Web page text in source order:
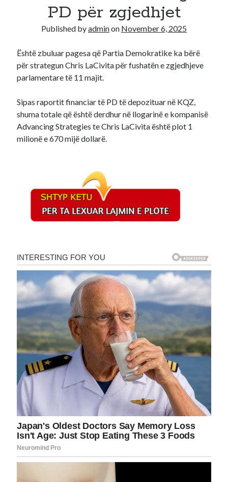
Recent Comments
PD për zgjedhjet
Published byadminon November 6, 2025
Është zbuluar pagesa që Partia Demokratike ka bërë
për strategun Chris LaCivita për fushatën e zgjedhjeve
parlamentare të 11 majit.
Sipas raportit financiar të PD të depozituar në KQZ,
shuma totale që është derdhur në llogarinë e kompanisë
Advancing Strategies te Chris LaCivita është plot 1
milionë e 670 mijë dollarë.